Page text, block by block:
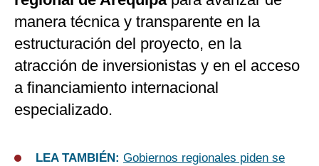
manera técnica y transparente en la
estructuración del proyecto, en la
atracción de inversionistas y en el acceso
a financiamiento internacional
especializado.
LEA TAMBIÉN: Gobiernos regionales piden se